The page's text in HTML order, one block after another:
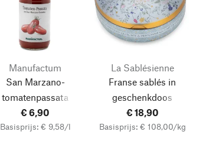
Manufactum
San Marzano-
tomatenpassata
€ 6,90
Basisprijs: € 9,58/l
La Sablésienne
Franse sablés in
geschenkdoos
„Bouquet Sauvage“
Zoutkaramel
€ 18,90
Basisprijs: € 108,00/kg